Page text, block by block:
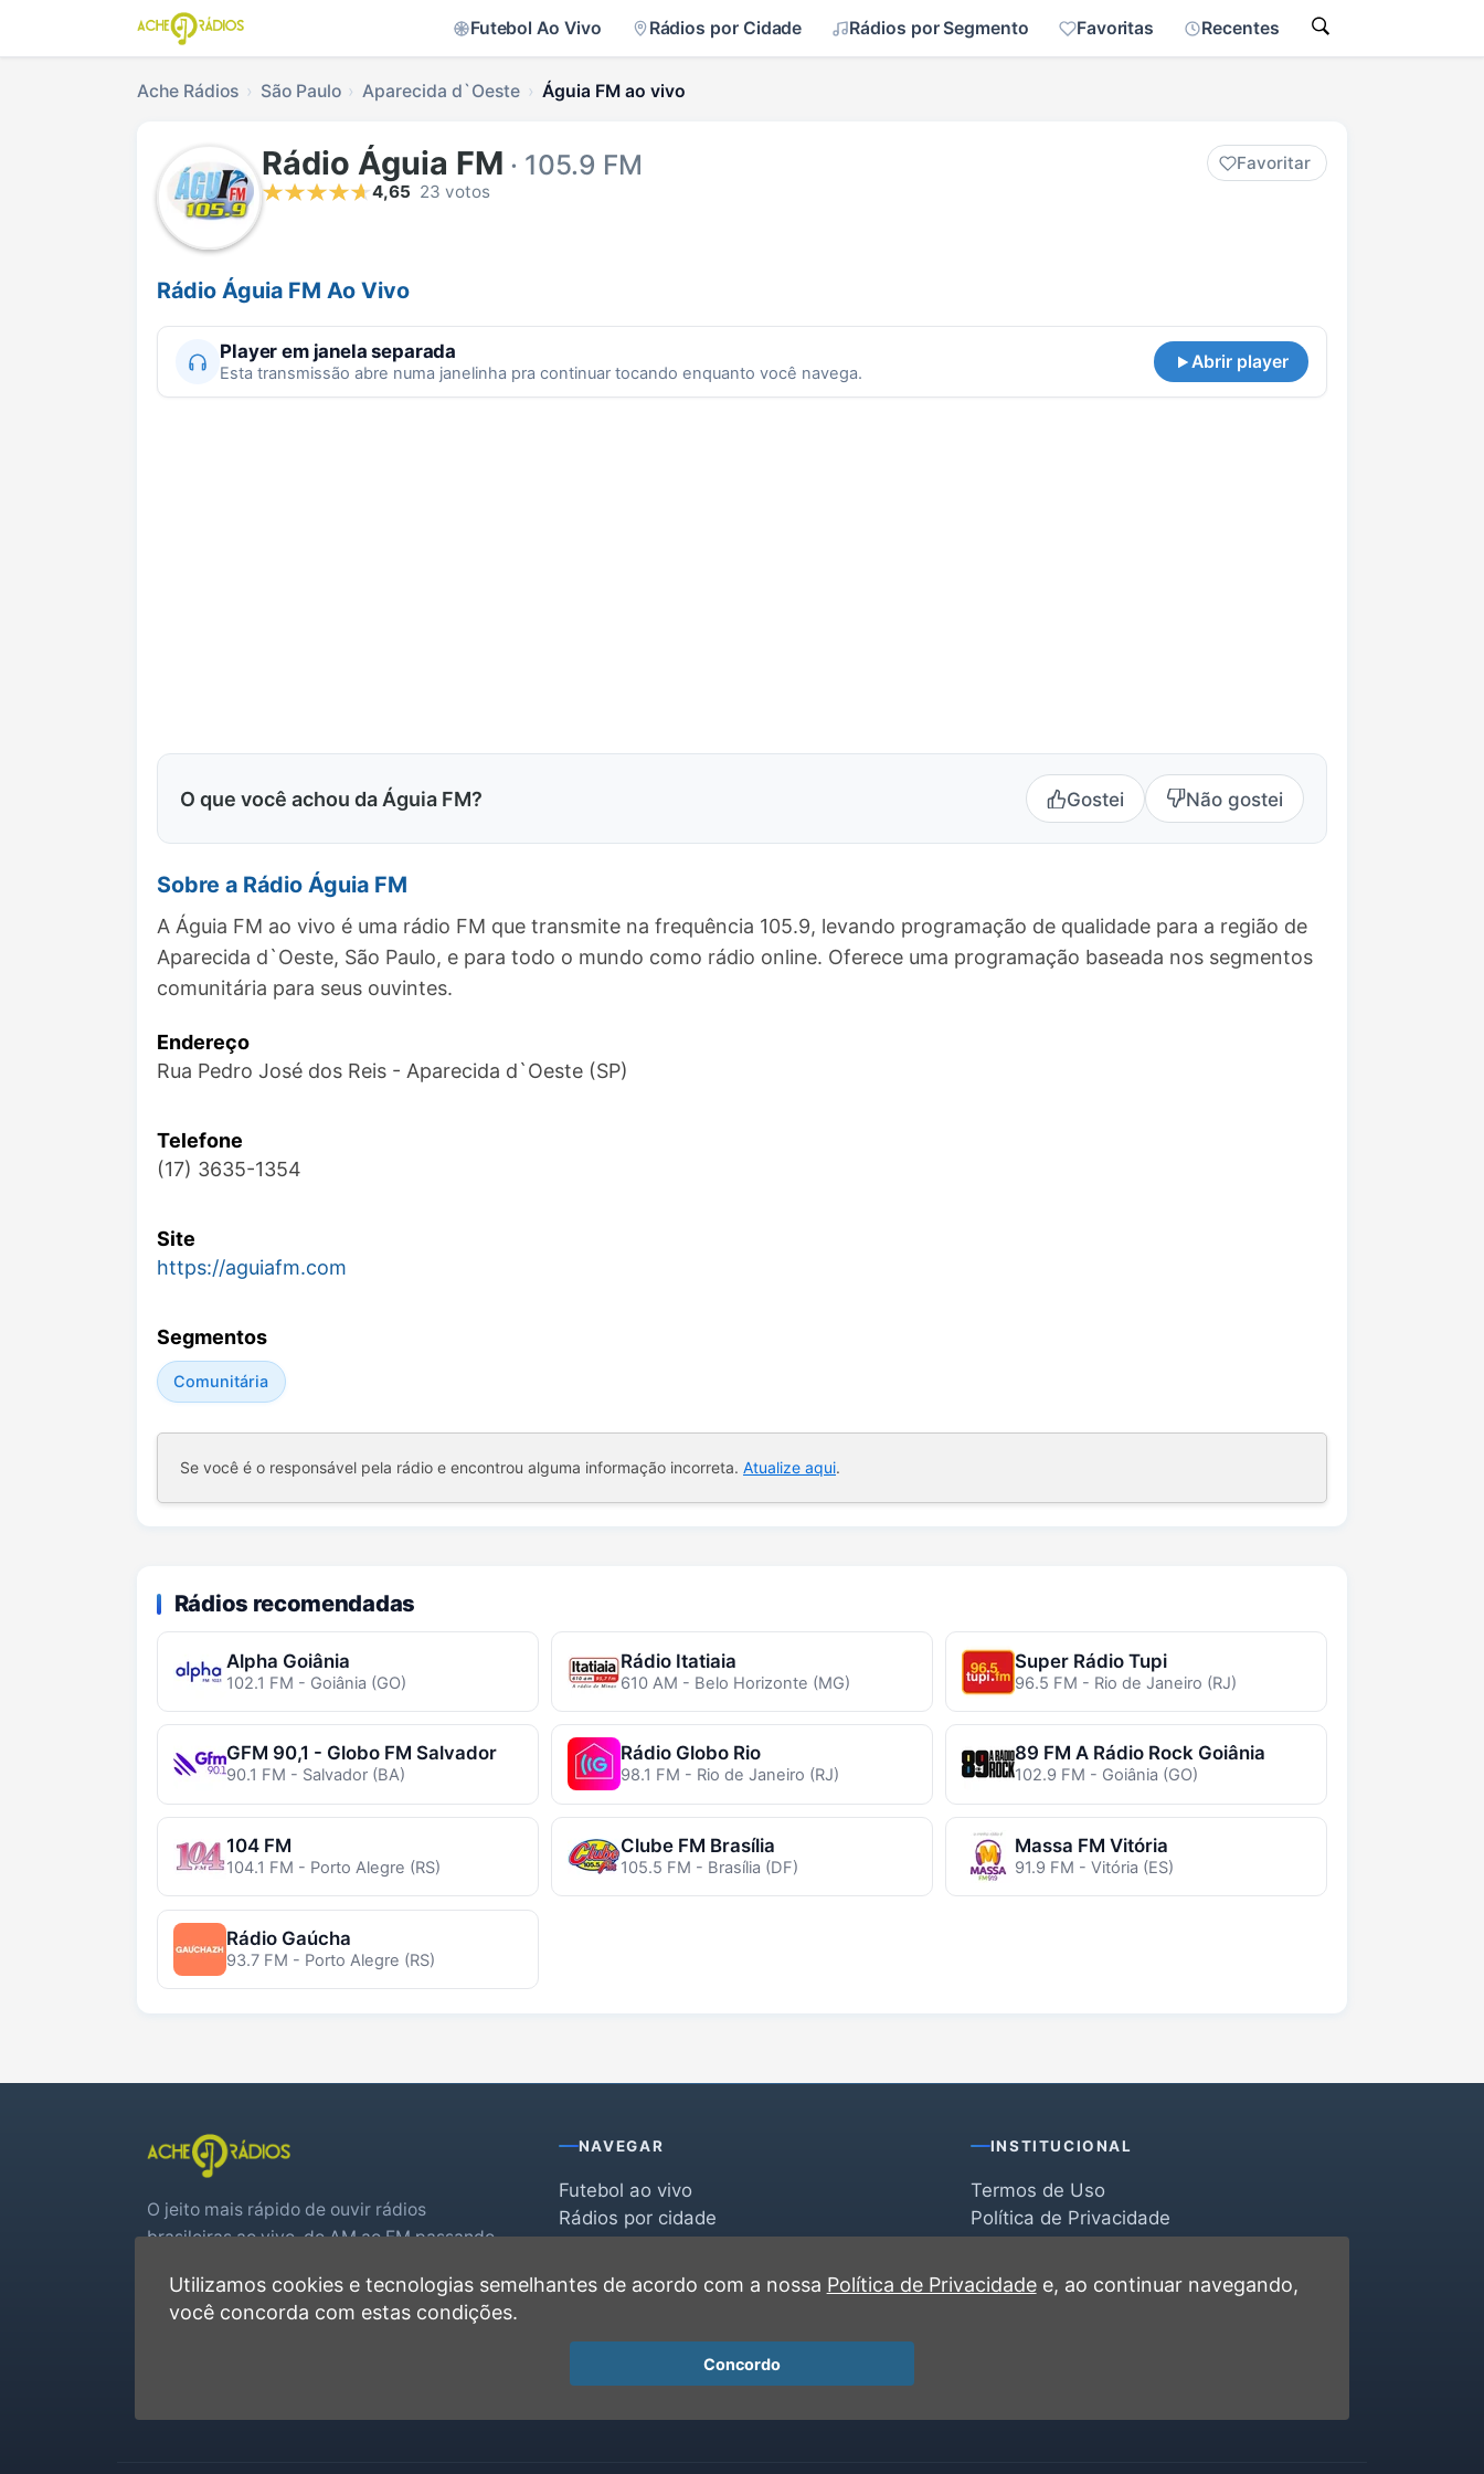
Futebol Ao Vivo Rádios por Cidade Rádios por Segmento Favoritas Recentes
Ache Rádios São Paulo Aparecida d`Oeste Águia FM ao vivo
Rádio Águia FM · 105.9 FM
Favoritar
4,65 23 votos
Rádio Águia FM Ao Vivo
Player em janela separada
Esta transmissão abre numa janelinha pra continuar tocando enquanto você navega.
Abrir player
O que você achou da Águia FM? Gostei Não gostei
Sobre a Rádio Águia FM
A Águia FM ao vivo é uma rádio FM que transmite na frequência 105.9, levando programação de qualidade para a região de
Aparecida d`Oeste, São Paulo, e para todo o mundo como rádio online. Oferece uma programação baseada nos segmentos
comunitária para seus ouvintes.
Endereço
Rua Pedro José dos Reis - Aparecida d`Oeste (SP)
Telefone
(17) 3635-1354
Site
https://aguiafm.com
Segmentos
Comunitária
Se você é o responsável pela rádio e encontrou alguma informação incorreta. Atualize aqui.
Rádios recomendadas
Alpha Goiânia
102.1 FM - Goiânia (GO)
Rádio Itatiaia
610 AM - Belo Horizonte (MG)
Super Rádio Tupi
96.5 FM - Rio de Janeiro (RJ)
GFM 90,1 - Globo FM Salvador
90.1 FM - Salvador (BA)
Rádio Globo Rio
98.1 FM - Rio de Janeiro (RJ)
89 FM A Rádio Rock Goiânia
102.9 FM - Goiânia (GO)
104 FM
104.1 FM - Porto Alegre (RS)
Clube FM Brasília
105.5 FM - Brasília (DF)
Massa FM Vitória
91.9 FM - Vitória (ES)
Rádio Gaúcha
93.7 FM - Porto Alegre (RS)
O jeito mais rápido de ouvir rádios
brasileiras ao vivo, do AM ao FM passando
real.
NAVEGAR
Futebol ao vivo
Rádios por cidade
Favoritas
INSTITUCIONAL
Termos de Uso
Política de Privacidade
Contato
Utilizamos cookies e tecnologias semelhantes de acordo com a nossa Política de Privacidadee, ao continuar navegando,
você concorda com estas condições.
Concordo